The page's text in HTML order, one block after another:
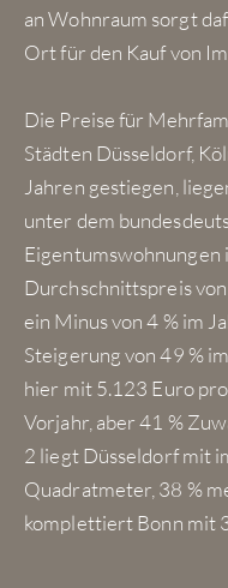
an Wohnraum sorgt
Ort für den Kauf von
Die Preise für
Städten Düsseldorf,
Jahren gestiegen,
unter dem
Durchschnittspreis
ein Minus von 4 % im
Steigerung von 49 %
hier mit 5.123 Euro
Vorjahr, aber 41 %
2 liegt Düsseldorf mit
Quadratmeter, 38 %
komplettiert Bonn mit